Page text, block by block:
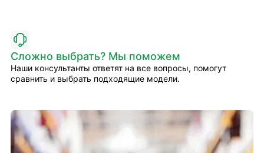
Сложно выбрать? Мы поможем
Наши консультанты ответят на все вопросы, помогут
сравнить и выбрать подходящие модели.